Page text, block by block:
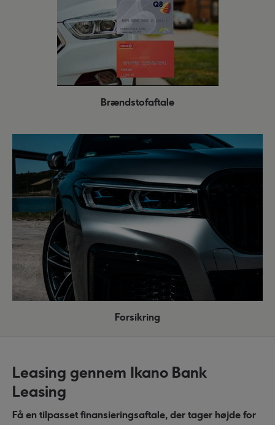
Brændstofaftale
Forsikring
Leasing gennem Ikano Bank
Leasing
Få en tilpasset finansieringsaftale, der tager højde for